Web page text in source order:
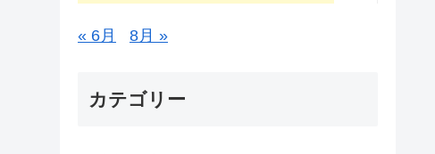
« 6月 8月 »
カテゴリー